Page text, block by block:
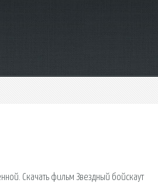
Скачать фильм Звездный бойскаут